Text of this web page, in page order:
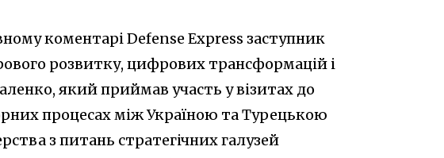
коментарі Defense Express заступник
розвитку, цифрових трансформацій і
який приймав участь у візитах до
процесах між Україною та Турецькою
з питань стратегічних галузей